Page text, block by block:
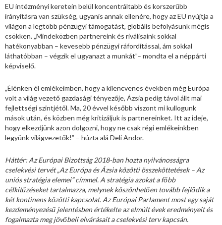
EU intézményi keretein belül koncentráltabb és korszerűbb
irányításra van szükség, ugyanis annak ellenére, hogy az EU nyújtja a
világon a legtöbb pénzügyi támogatást, globális befolyásunk mégis
csökken. „Mindeközben partnereink és riválisaink sokkal
hatékonyabban – kevesebb pénzügyi ráfordítással, ám sokkal
láthatóbban – végzik el ugyanazt a munkát”– mondta el a néppárti
képviselő.
„Élénken él emlékeimben, hogy a kilencvenes években még Európa
volt a világ vezető gazdasági tényezője, Ázsia pedig távol állt mai
fejlettségi szintjétől. Ma, 20 évvel később viszont mi kullogunk
mások után, és közben még kritizáljuk is partnereinket. Itt az ideje,
hogy elkezdjünk azon dolgozni, hogy ne csak régi emlékeinkben
legyünk világvezetők!” – húzta alá Deli Andor.
Háttér: Az Európai Bizottság 2018-ban hozta nyilvánosságra
cselekvési tervét „Az Európa és Ázsia közötti összeköttetések – Az
uniós stratégia elemei” címmel. A stratégia azokat a főbb
célkitűzéseket tartalmazza, melynek köszönhetően tovább fejlődik a
két kontinens közötti kapcsolat. Az Európai Parlament most egy saját
kezdeményezésű jelentésben értékelte az elmúlt évek eredményeit és
fogalmazta meg jövőbeli elvárásait a cselekvési terv kapcsán.